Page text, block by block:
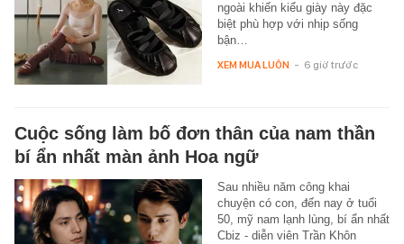
ngoài khiến kiểu giày này đặc
biệt phù hợp với nhịp sống
bận…
XEM MUA LUÔN - 6 giờ trước
Cuộc sống làm bố đơn thân của nam thần
bí ẩn nhất màn ảnh Hoa ngữ
Sau nhiều năm công khai
chuyện có con, đến nay ở tuổi
50, mỹ nam lạnh lùng, bí ẩn nhất
Cbiz - diễn viên Trần Khôn